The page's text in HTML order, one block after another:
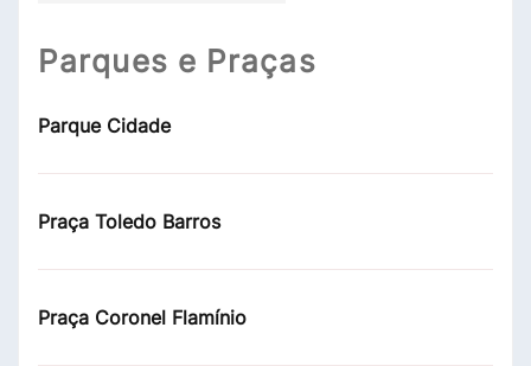
Parques e Praças
Parque Cidade
Praça Toledo Barros
Praça Coronel Flamínio